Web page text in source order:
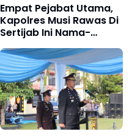
Empat Pejabat Utama,
Kapolres Musi Rawas Di
Sertijab Ini Nama-
Namanya